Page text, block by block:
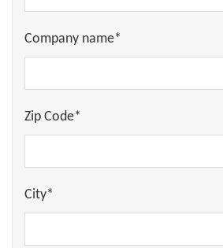
Company name*
Zip Code*
City*